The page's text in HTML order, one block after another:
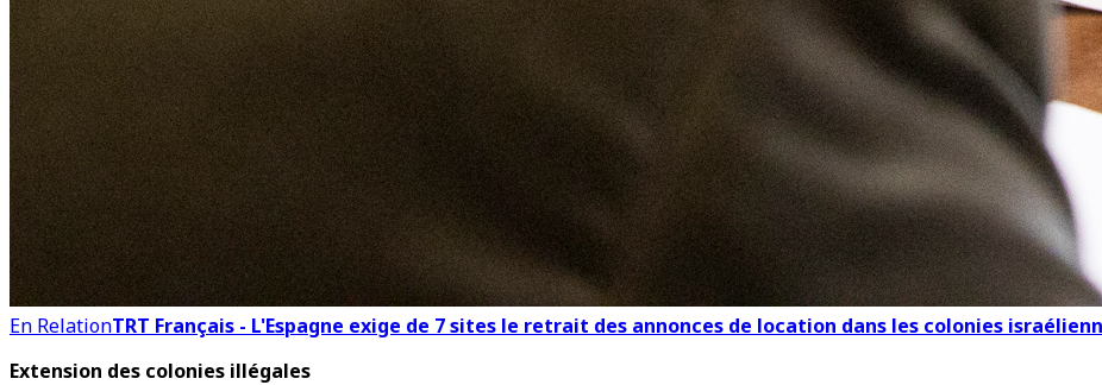
En RelationTRT Français - L'Espagne exige de 7 sites le retrait des annonces de location dans les colonies
Extension des colonies illégales